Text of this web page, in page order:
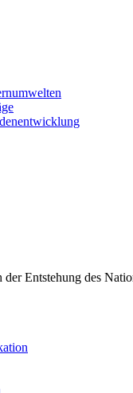
Entstehung des